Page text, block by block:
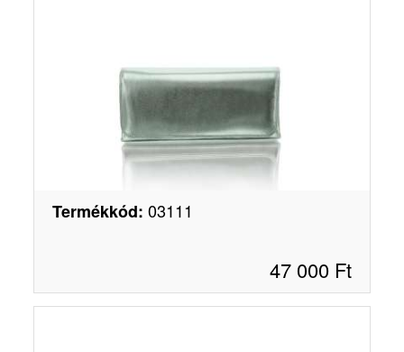
Termékkód: 03111
47 000 Ft